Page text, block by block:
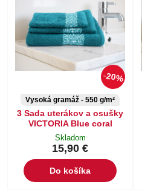
20%
Vysoká gramáž - 550 g/m²
3 Sada uterákov a osušky
VICTORIA Blue coral
Skladom
15,90 €
Do košíka